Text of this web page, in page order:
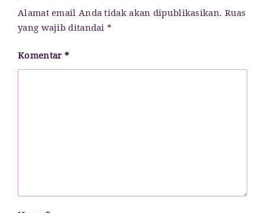
Alamat email Anda tidak akan dipublikasikan. Ruas
yang wajib ditandai*
Komentar*